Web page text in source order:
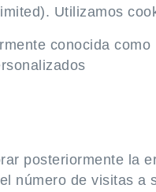
Utilizamos
conocida
posteriormente la
número de visitas